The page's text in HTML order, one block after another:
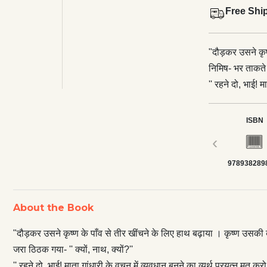
Free
"दौड़कर उसने
निमिष- भर
'' रहने दो, भाई!
समझकर आप पर
करने लगा । ''
.जरा ! '' '' जरा
दूर चली गई थी
श्याम, फिर एक
। तत्कालीन
‹
ISBN
About the Book
"दौड़कर उसने कृष्ण के पाँव से तीर खींचने के लिए हाथ बढ़ाया । कृष्ण उसकी
जरा ठिठक गया- '' क्यों, नाथ, क्यों?''